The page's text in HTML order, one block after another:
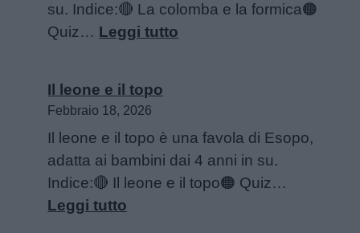
su. Indice:🔴 La colomba e la formica🟠
Quiz… Leggi tutto
formica
Il leone e il topo
Febbraio 18, 2026
Il leone e il topo è una favola di Esopo,
adatta ai bambini dai 4 anni in su.
Indice:🔴 Il leone e il topo🟠 Quiz…
Leggi tutto